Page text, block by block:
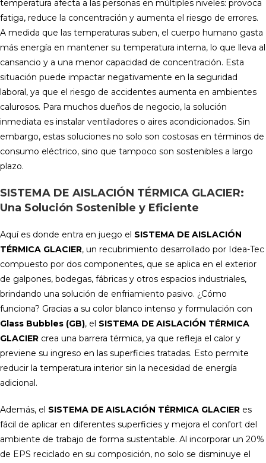
temperatura afecta a las personas en múltiples niveles: provoca
fatiga, reduce la concentración y aumenta el riesgo de errores.
A medida que las temperaturas suben, el cuerpo humano gasta
más energía en mantener su temperatura interna, lo que lleva al
cansancio y a una menor capacidad de concentración. Esta
situación puede impactar negativamente en la seguridad
laboral, ya que el riesgo de accidentes aumenta en ambientes
calurosos​. Para muchos dueños de negocio, la solución
inmediata es instalar ventiladores o aires acondicionados. Sin
embargo, estas soluciones no solo son costosas en términos de
consumo eléctrico, sino que tampoco son sostenibles a largo
plazo.
SISTEMA DE AISLACIÓN TÉRMICA GLACIER:
Una Solución Sostenible y Eficiente
Aquí es donde entra en juego el SISTEMA DE AISLACIÓN
TÉRMICA GLACIER, un recubrimiento desarrollado por Idea-Tec
compuesto por dos componentes, que se aplica en el exterior
de galpones, bodegas, fábricas y otros espacios industriales,
brindando una solución de enfriamiento pasivo. ¿Cómo
funciona? Gracias a su color blanco intenso y formulación con
Glass Bubbles (GB), el SISTEMA DE AISLACIÓN TÉRMICA
GLACIER crea una barrera térmica, ya que refleja el calor y
previene su ingreso en las superficies tratadas. Esto permite
reducir la temperatura interior sin la necesidad de energía
adicional.
Además, el SISTEMA DE AISLACIÓN TÉRMICA GLACIER es
fácil de aplicar en diferentes superficies y mejora el confort del
ambiente de trabajo de forma sustentable. Al incorporar un 20%
de EPS reciclado en su composición, no solo se disminuye el